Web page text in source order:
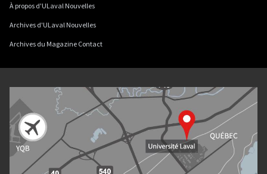
À propos d'ULaval Nouvelles
Archives d'ULaval Nouvelles
Archives du Magazine Contact